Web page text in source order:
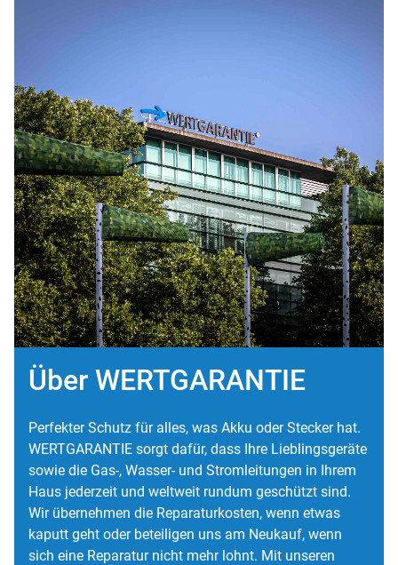
Über WERTGARANTIE
Perfekter Schutz für alles, was Akku oder Stecker hat.
WERTGARANTIE sorgt dafür, dass Ihre Lieblingsgeräte
sowie die Gas-, Wasser- und Stromleitungen in Ihrem
Haus jederzeit und weltweit rundum geschützt sind.
Wir übernehmen die Reparaturkosten, wenn etwas
kaputt geht oder beteiligen uns am Neukauf, wenn
sich eine Reparatur nicht mehr lohnt. Mit unseren